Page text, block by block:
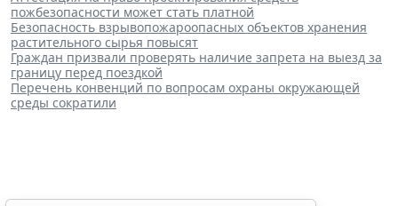
пожбезопасности может стать платной
Безопасность взрывопожароопасных объектов хранения
растительного сырья повысят
Граждан призвали проверять наличие запрета на выезд за
границу перед поездкой
Перечень конвенций по вопросам охраны окружающей
среды сократили